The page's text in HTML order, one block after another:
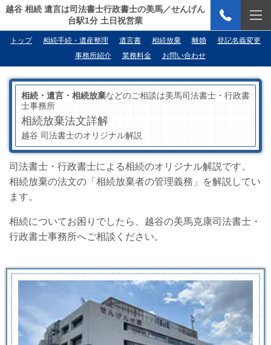
越谷 相続 遺言は司法書士行政書士の美馬／せんげん
台駅1分 土日祝営業
トップ 相続手続・遺産整理 遺言書 相続放棄 離婚
登記名義変更
事務所紹介
業務料金 お問い合わせ
相続・遺言・相続放棄などのご相談は美馬司法書士・行政書
士事務所
相続放棄法文詳解
越谷 司法書士のオリジナル解説
司法書士・行政書士による相続のオリジナル解説です。
相続放棄の法文の「相続放棄者の管理義務」を解説してい
ます。
相続についてお困りでしたら、越谷の美馬克康司法書士・
行政書士事務所へご相談ください。